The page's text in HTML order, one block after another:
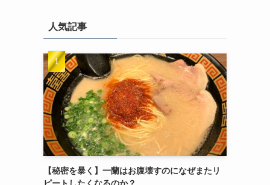
人気記事
【秘密を暴く】一蘭はお腹壊すのになぜまたリ
ピートしたくなるのか？